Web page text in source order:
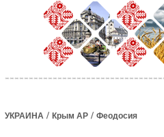
УКРАИНА / Крым АР / Феодосия